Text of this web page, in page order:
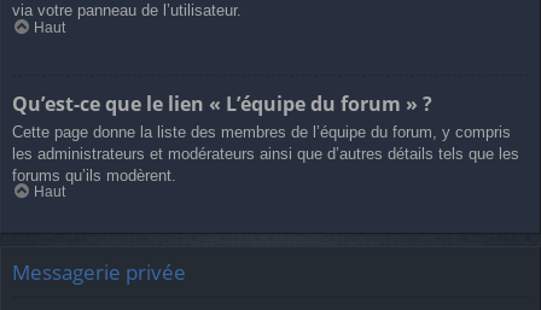
via votre panneau de l’utilisateur.
Haut
Qu’est-ce que le lien « L’équipe du forum » ?
Cette page donne la liste des membres de l’équipe du forum, y compris
les administrateurs et modérateurs ainsi que d’autres détails tels que les
forums qu’ils modèrent.
Haut
Messagerie privée